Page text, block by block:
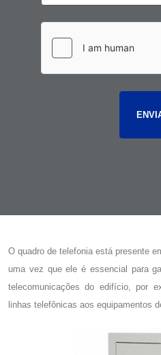
O quadro de telefonia está presente
uma vez que ele é essencial para
telecomunicações do edifício, por
linhas telefônicas aos equipamentos